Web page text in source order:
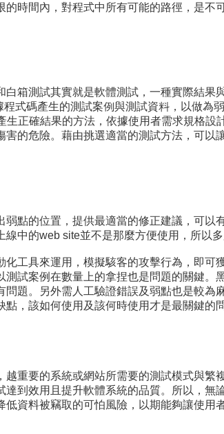
時間內，對程式中所有可能的路徑，是不
箱測試其實就是軟體測試，一種實際結果
式碼產生的測試案例與測試資料，以做為
正確結果的方法，依據使用者需求規格設
的危險。藉由挑選適當的測試方法，可以
點的位置，提供最適當的修正建議，可
中的web site並不是那麼方便使用，所以多
工具來運用，模擬駭客的攻擊行為，即可
試案例在數量上的拿捏也是問題的關鍵。
題。另外需人工驗證錯誤及弱點也是較
，該如何使用及該何時使用才是最關鍵的問
重要的系統或網站所需要的測試模式與繁
到效用且提升軟體系統的品質。所以，
資料被竊取的可怕風險，以期能夠讓使用